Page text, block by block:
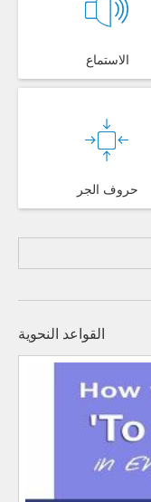
الاستماع
حروف الجر
القواعد النحوية